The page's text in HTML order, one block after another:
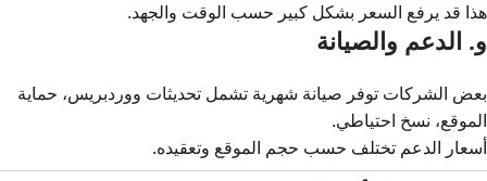
هذا قد يرفع السعر بشكل كبير حسب الوقت والجهد.
و. الدعم والصيانة
بعض الشركات توفر صيانة شهرية تشمل تحديثات ووردبريس، حماية
الموقع، نسخ احتياطي.
أسعار الدعم تختلف حسب حجم الموقع وتعقيده.